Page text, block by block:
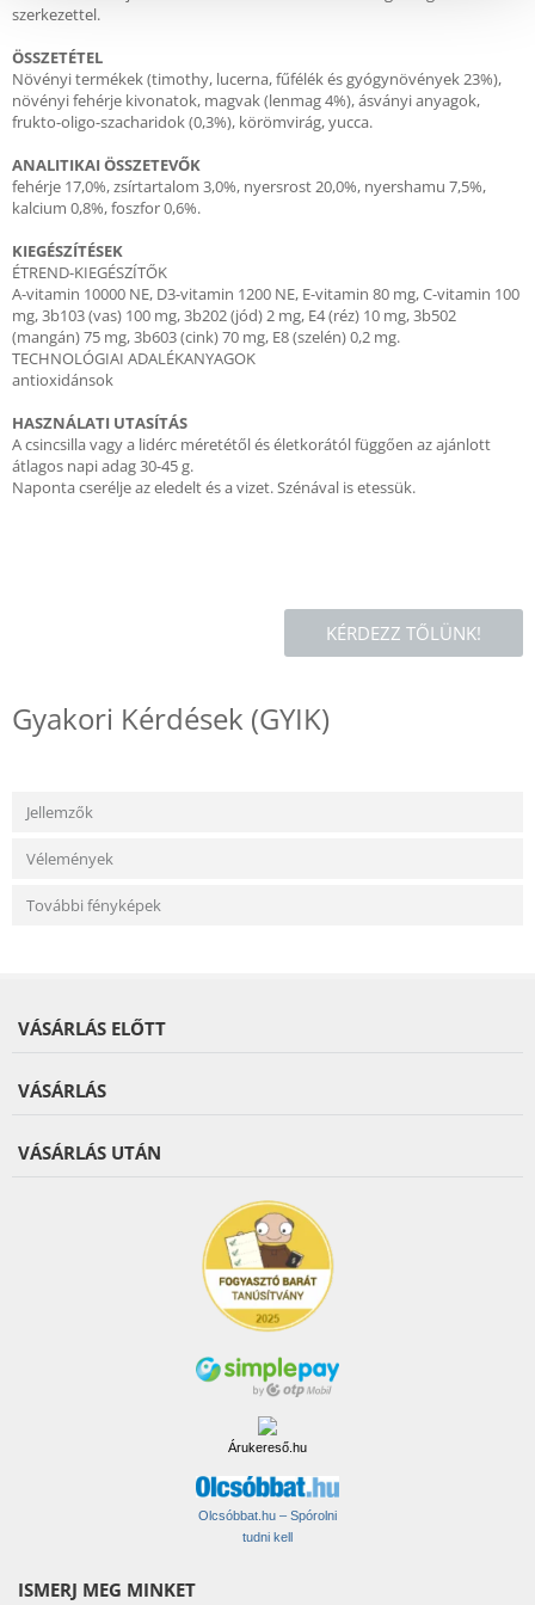
szerkezettel.
ÖSSZETÉTEL
Növényi termékek (timothy, lucerna, fűfélék és gyógynövények 23%),
növényi fehérje kivonatok, magvak (lenmag 4%), ásványi anyagok,
frukto-oligo-szacharidok (0,3%), körömvirág, yucca.
ANALITIKAI ÖSSZETEVŐK
fehérje 17,0%, zsírtartalom 3,0%, nyersrost 20,0%, nyershamu 7,5%,
kalcium 0,8%, foszfor 0,6%.
KIEGÉSZÍTÉSEK
ÉTREND-KIEGÉSZÍTŐK
A-vitamin 10000 NE, D3-vitamin 1200 NE, E-vitamin 80 mg, C-vitamin 100
mg, 3b103 (vas) 100 mg, 3b202 (jód) 2 mg, E4 (réz) 10 mg, 3b502
(mangán) 75 mg, 3b603 (cink) 70 mg, E8 (szelén) 0,2 mg.
TECHNOLÓGIAI ADALÉKANYAGOK
antioxidánsok
HASZNÁLATI UTASÍTÁS
A csincsilla vagy a lidérc méretétől és életkorától függően az ajánlott
átlagos napi adag 30-45 g.
Naponta cserélje az eledelt és a vizet. Szénával is etessük.
KÉRDEZZ TŐLÜNK!
Gyakori Kérdések (GYIK)
Jellemzők
Vélemények
További fényképek
VÁSÁRLÁS ELŐTT
VÁSÁRLÁS
VÁSÁRLÁS UTÁN
Árukereső.hu
Olcsóbbat.hu – Spórolni
tudni kell
ISMERJ MEG MINKET